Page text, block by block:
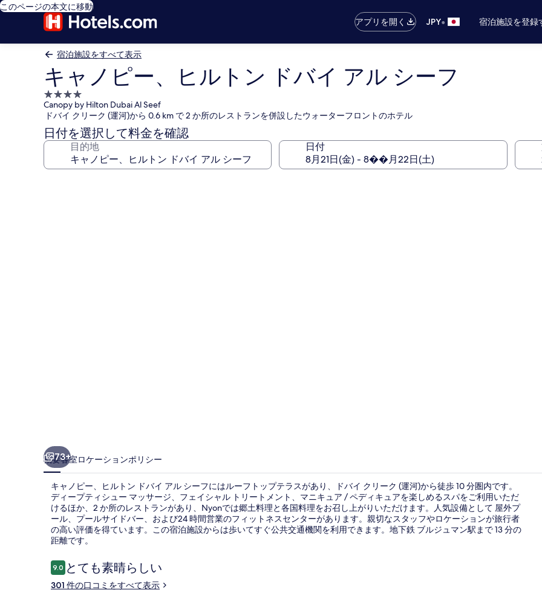
このページの本文に移動
アプリを開く
JPY• 宿泊施設を登録
宿泊施設をすべて表示
キャノピー、ヒルトン ドバイ アル シーフ
4.0
つ
星
宿
泊
Canopy by Hilton Dubai Al Seef
ドバイ クリーク (運河)から 0.6 km で 2 か所のレストランを併設したウォーターフロントのホテル
日付を選択して料金を確認
目的地 日付
シ
ー
フ
の
写
真
ギ
レストラン
73+
概要客室ロケーションポリシー
キャノピー、ヒルトン ドバイ アル シーフにはルーフトップテラスがあり、ドバイ クリーク (運河)から徒歩 10 分圏内です。
ディープティシュー マッサージ、フェイシャル トリートメント、マニキュア / ペディキュアを楽しめるスパをご利用いただ
けるほか、2 か所のレストランがあり、Nyonでは郷土料理と各国料理をお召し上がりいただけます。人気設備として 屋外プ
ール、プールサイドバー、および24 時間営業のフィットネスセンターがあります。親切なスタッフやロケーションが旅行者
の高い評価を得ています。この宿泊施設からは歩いてすぐ公共交通機関を利用できます。地下鉄 ブルジュマン駅まで 13 分の
距離です。
口
コ
9.010段階中9.0
とても素晴らしい
301 件の口コミをすべて表示